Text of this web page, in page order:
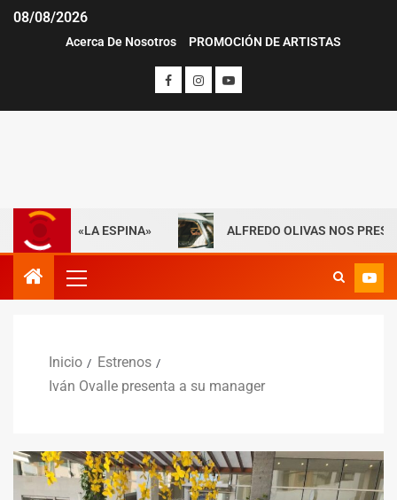
08/08/2026
Acerca De Nosotros PROMOCIÓN DE ARTISTAS
«LA ESPINA» ALFREDO OLIVAS NOS PRESENTA
Inicio
Estrenos
Iván Ovalle presenta a su manager